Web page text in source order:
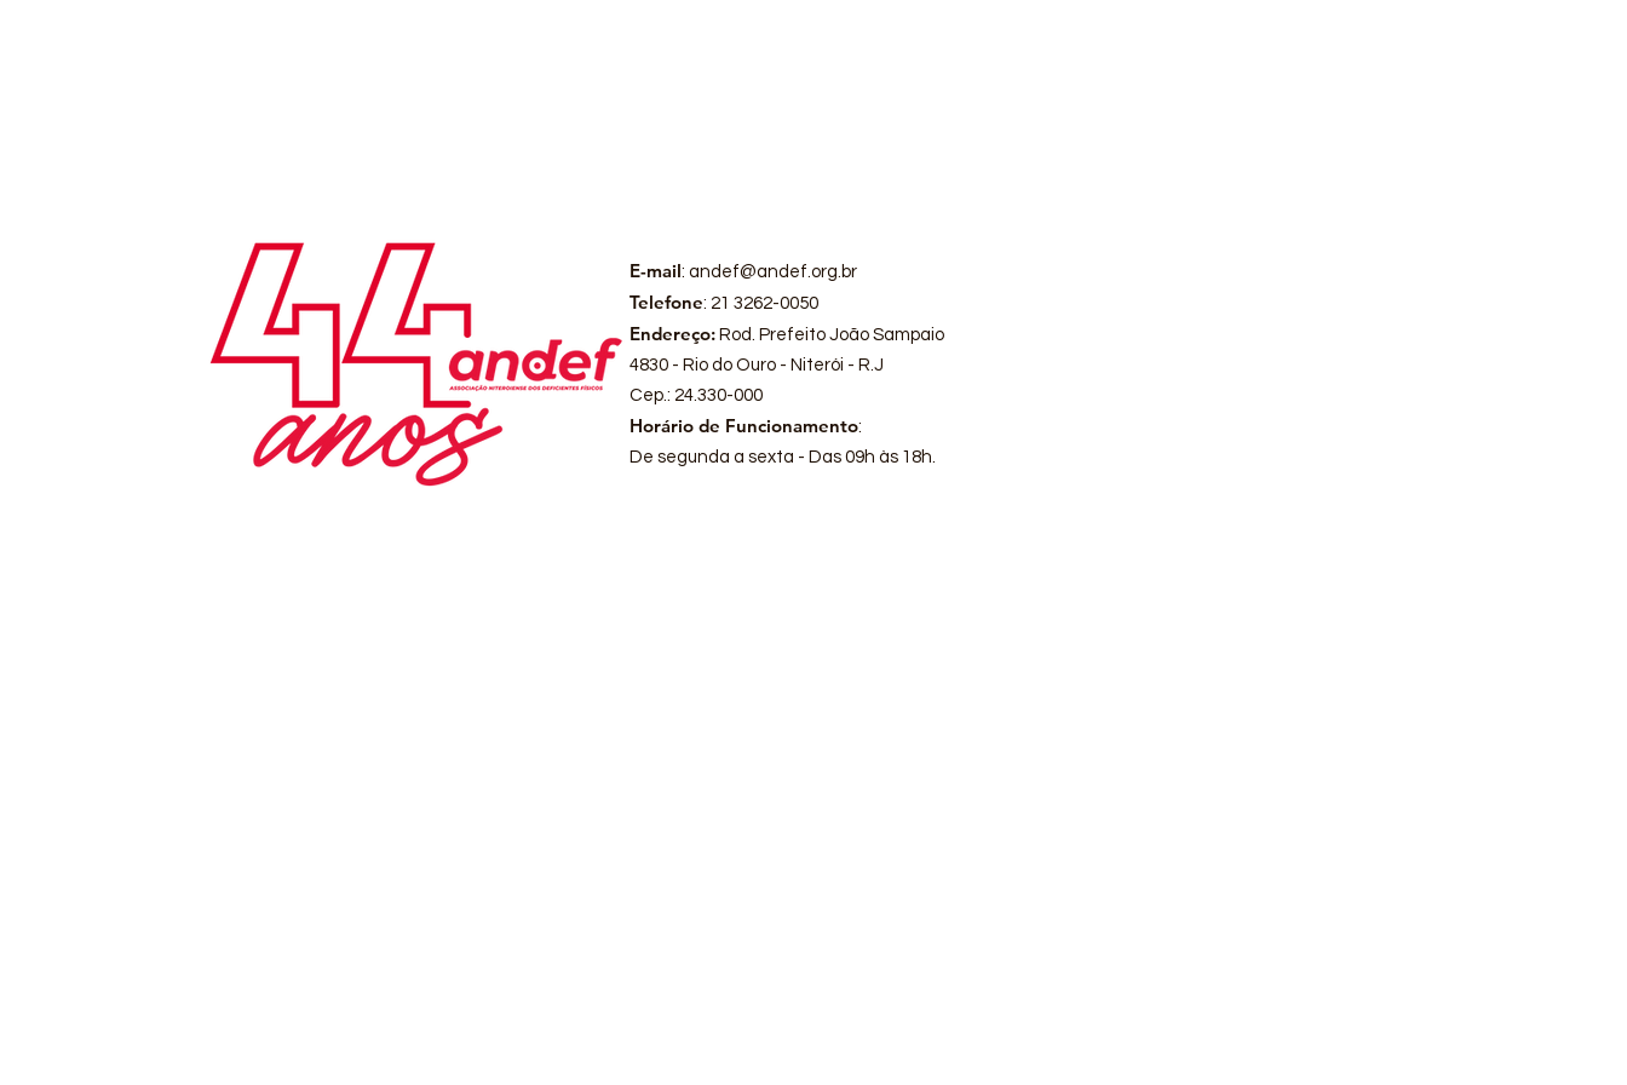
E-mail: andef@andef.org.br
Telefone: 21 3262-0050
Endereço: Rod. Prefeito João Sampaio
4830 - Rio do Ouro - Niterói - R.J
Cep.: 24.330-000
Horário de Funcionamento:
De segunda a sexta - Das 09h às 18h.